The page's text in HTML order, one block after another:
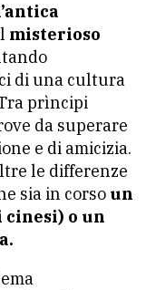
misterioso
di una cultura
prìncipi
da superare
e di amicizia.
le differenze
sia in corso un
o un